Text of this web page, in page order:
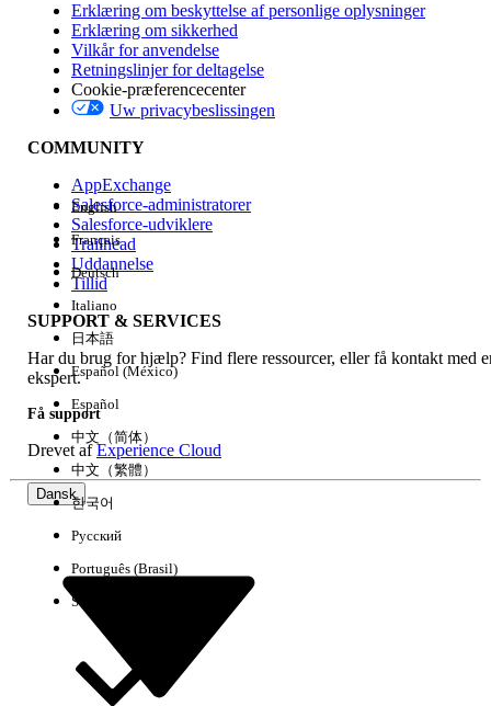
Version
Experience
Ryd alle Udført
Erklæring om beskyttelse af personlige oplysninger
Erklæring om sikkerhed
Vilkår for anvendelse
Retningslinjer for deltagelse
Cookie-præferencecenter
Uw privacybeslissingen
COMMUNITY
AppExchange
Salesforce-administratorer
Salesforce-udviklere
Trailhead
Uddannelse
Tillid
SUPPORT & SERVICES
Har du brug for hjælp? Find flere ressourcer, eller få kontakt med
ekspert.
Få support
Drevet afExperience Cloud
Dansk
English
Français
Deutsch
Italiano
日本語
Español (México)
Español
中文（简体）
中文（繁體）
한국어
Русский
Português (Brasil)
Suomi